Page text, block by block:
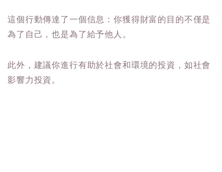
這個行動傳達了一個信息：你獲得財富的目的不僅是
為了自己，也是為了給予他人。
此外，建議你進行有助於社會和環境的投資，如社會
影響力投資。